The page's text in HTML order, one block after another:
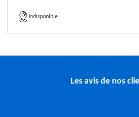
indisponible
Les avis de nos